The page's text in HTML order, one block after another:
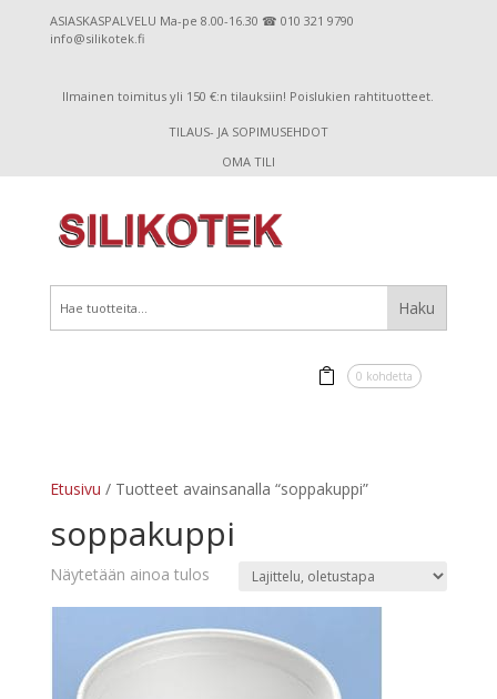
ASIASKASPALVELU Ma-pe 8.00-16.30 ☎ 010 321 9790
info@silikotek.fi
Ilmainen toimitus yli 150 €:n tilauksiin! Poislukien rahtituotteet.
TILAUS- JA SOPIMUSEHDOT
OMA TILI
0 kohdetta
Etusivu / Tuotteet avainsanalla “soppakuppi”
soppakuppi
Näytetään ainoa tulos